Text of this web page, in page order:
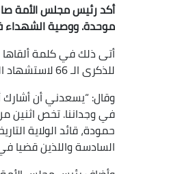
أكد رئيس مجلس الأمة
موحدة. ووصية الشهداء
أتى ذلك في كلمة ألقاها
للذكرى الـ 66 لاستشهاد العقيدين.
وقال: “يسعدني أن أشارك
في وجداننا. تخص اثنين
حمودة، قائد الولاية
السادسة واللذين قضيا في